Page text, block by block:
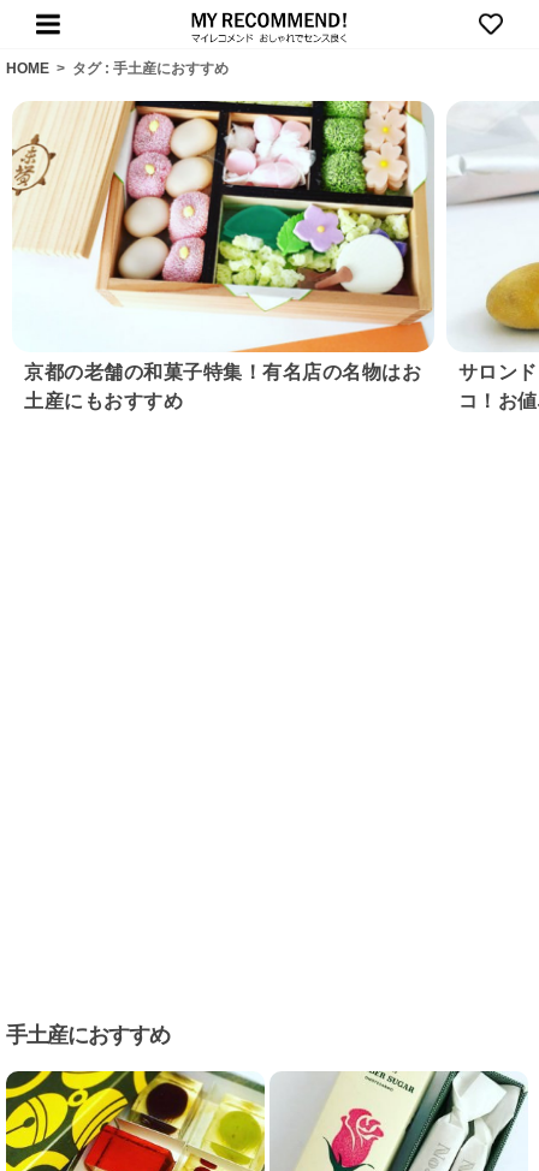
HOME > タグ : 手土産におすすめ
京都の老舗の和菓子特集！有名店の名物はお
土産にもおすすめ
サロン
コ！お
手土産におすすめ